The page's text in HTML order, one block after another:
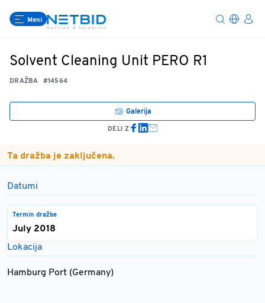
Meni
Solvent Cleaning Unit PERO R1
DRAŽBA #14564
Galerija
DELI Z
Ta dražba je zaključena.
Datumi
Termin dražbe
July 2018
Lokacija
Hamburg Port (Germany)